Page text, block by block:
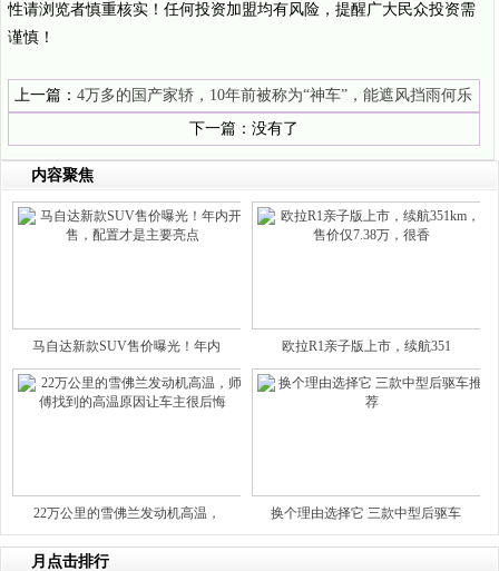
性请浏览者慎重核实！任何投资加盟均有风险，提醒广大民众投资需
谨慎！
上一篇：4万多的国产家轿，10年前被称为“神车”，能遮风挡雨何乐
不为
下一篇：没有了
内容聚焦
马自达新款SUV售价曝光！年内 欧拉R1亲子版上市，续航351
22万公里的雪佛兰发动机高温， 换个理由选择它 三款中型后驱车
月点击排行